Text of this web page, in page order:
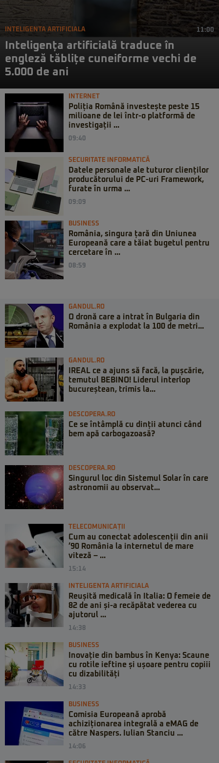
INTELIGENTA ARTIFICIALA 11:00
Inteligența artificială traduce în
engleză tăblițe cuneiforme vechi de
5.000 de ani
INTERNET
Poliția Română investește peste 15
milioane de lei într-o platformă de
investigații ...
09:40
SECURITATE INFORMATICĂ
Datele personale ale tuturor clienților
producătorului de PC-uri Framework,
furate în urma ...
09:09
BUSINESS
România, singura țară din Uniunea
Europeană care a tăiat bugetul pentru
cercetare în ...
08:59
GANDUL.RO
O dronă care a intrat în Bulgaria din
România a explodat la 100 de metri...
GANDUL.RO
IREAL ce a ajuns să facă, la pușcărie,
temutul BEBINO! Liderul interlop
bucureștean, trimis la...
DESCOPERA.RO
Ce se întâmplă cu dinții atunci când
bem apă carbogazoasă?
DESCOPERA.RO
Singurul loc din Sistemul Solar în care
astronomii au observat...
TELECOMUNICAȚII
Cum au conectat adolescenții din anii
’90 România la internetul de mare
viteză – ...
15:14
INTELIGENTA ARTIFICIALA
Reușită medicală în Italia: O femeie de
82 de ani și-a recăpătat vederea cu
ajutorul ...
14:38
BUSINESS
Inovație din bambus în Kenya: Scaune
cu rotile ieftine și ușoare pentru copiii
cu dizabilități
14:33
BUSINESS
Comisia Europeană aprobă
achiziționarea integrală a eMAG de
către Naspers. Iulian Stanciu ...
14:06